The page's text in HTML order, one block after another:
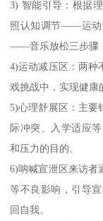
3) 智能引导：根据
照认知调节——运
——音乐放松三步骤
4)运动减压区：两种
戏挑战中，实现健康
5)心理舒展区：主要
际冲突、入学适应
和压力的目的。
6)呐喊宣泄区来访者
等不良影响，引导
回自我。